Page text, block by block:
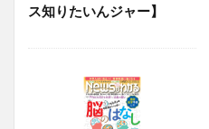
ス知りたいんジャー】